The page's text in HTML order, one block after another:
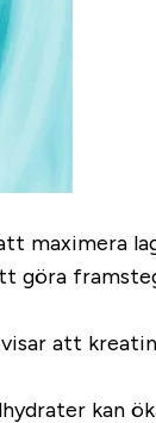
maximera
göra
att
kan